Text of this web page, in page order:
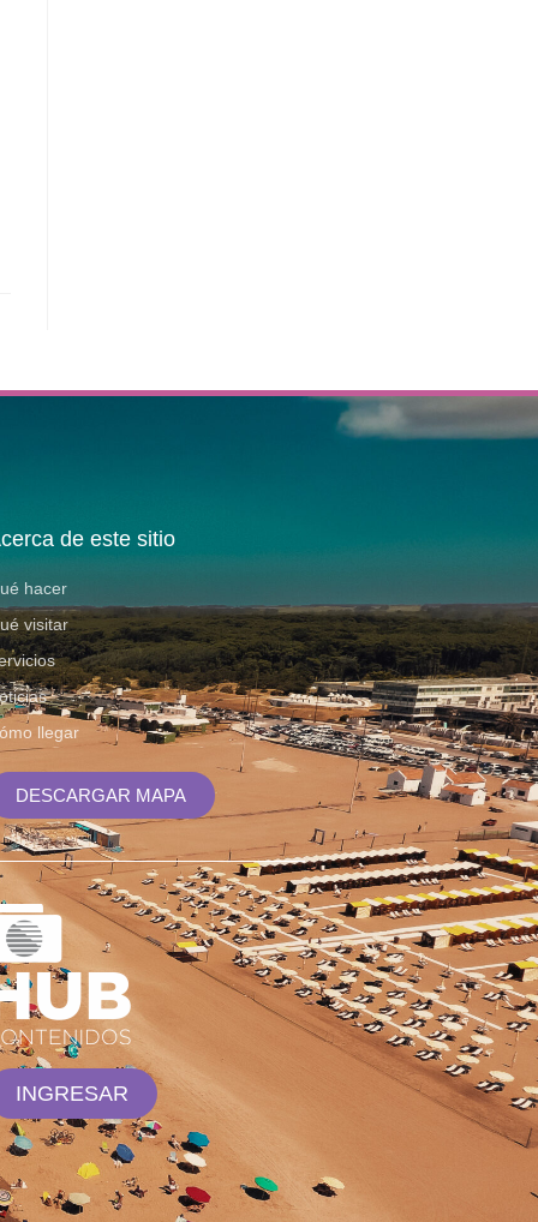
de este sitio
hacer
visitar
llegar
DESCARGAR MAPA
INGRESAR